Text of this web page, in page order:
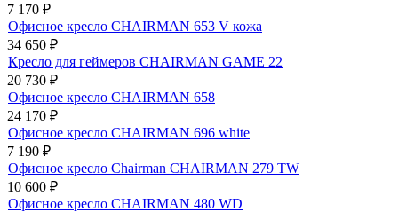
7 170 ₽
Офисное кресло CHAIRMAN 653 V кожа
34 650 ₽
Кресло для геймеров CHAIRMAN GAME 22
20 730 ₽
Офисное кресло CHAIRMAN 658
24 170 ₽
Офисное кресло CHAIRMAN 696 white
7 190 ₽
Офисное кресло Chairman CHAIRMAN 279 TW
10 600 ₽
Офисное кресло CHAIRMAN 480 WD